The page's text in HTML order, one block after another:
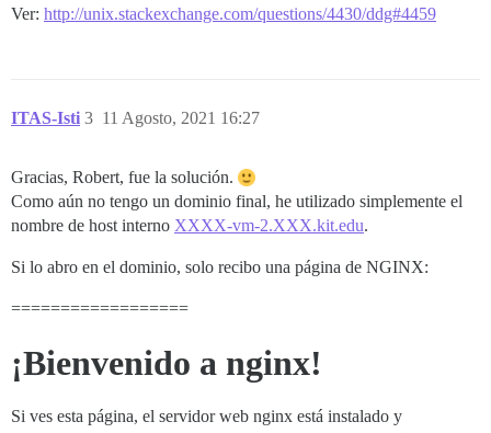
Ver: http://unix.stackexchange.com/questions/4430/ddg#4459
ITAS-Isti 11 Agosto, 2021 16:27
3
Gracias, Robert, fue la solución.
Como aún no tengo un dominio final, he utilizado simplemente el
nombre de host interno XXXX-vm-2.XXX.kit.edu.
Si lo abro en el dominio, solo recibo una página de NGINX:
==================
¡Bienvenido a nginx!
Si ves esta página, el servidor web nginx está instalado y